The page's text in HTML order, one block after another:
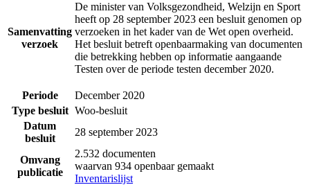
Samenvatting
verzoek
De minister van Volksgezondheid, Welzijn en Sport
heeft op 28 september 2023 een besluit genomen op
verzoeken in het kader van de Wet open overheid.
Het besluit betreft openbaarmaking van documenten
die betrekking hebben op informatie aangaande
Testen over de periode testen december 2020.
Periode
December 2020
Type besluit Woo-besluit
Datum
besluit
28 september 2023
Omvang
publicatie
2.532 documenten
waarvan 934 openbaar gemaakt
Inventarislijst